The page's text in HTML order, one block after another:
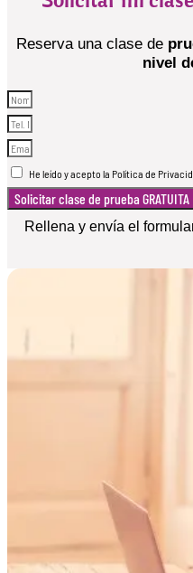
Reserva una clase de
nivel
He leído y acepto la Política de
Solicitar clase de prueba GRATUITA
Rellena y envía el